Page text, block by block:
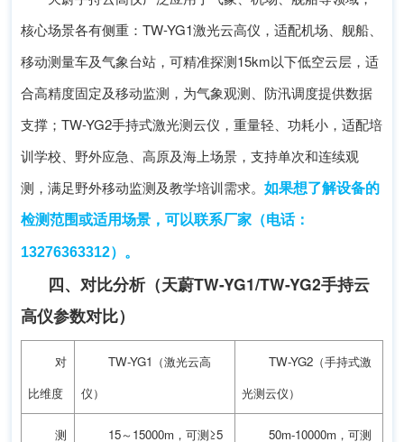
核心场景各有侧重：TW-YG1激光云高仪，适配机场、舰船、
移动测量车及气象台站，可精准探测15km以下低空云层，适
合高精度固定及移动监测，为气象观测、防汛调度提供数据
支撑；TW-YG2手持式激光测云仪，重量轻、功耗小，适配培
训学校、野外应急、高原及海上场景，支持单次和连续观
测，满足野外移动监测及教学培训需求。 如果想了解设备的
检测范围或适用场景，可以联系厂家 （电话：
13276363312） 。
四、对比分析（天蔚TW-YG1/TW-YG2手持云
高仪参数对比）
对
比维度
TW-YG1（激光云高
仪）
TW-YG2（手持式激
光测云仪）
测 15～15000m，可测≥5 50m-10000m，可测